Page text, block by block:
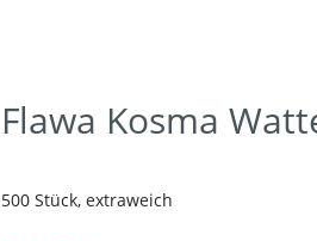
Flawa Kosma
500 Stück, extraweich